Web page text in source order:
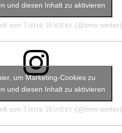
von 𝕋𝕚𝕞𝕠 𝕎𝕚𝕟𝕥𝕖𝕣 (@timo.winter)
und diesen Inhalt zu aktivieren
von 𝕋𝕚𝕞𝕠 𝕎𝕚𝕟𝕥𝕖𝕣 (@timo.winter)
um Marketing-Cookies zu
und diesen Inhalt zu aktivieren